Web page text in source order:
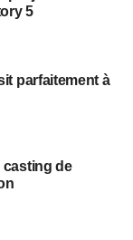
5
parfaitement à
casting de